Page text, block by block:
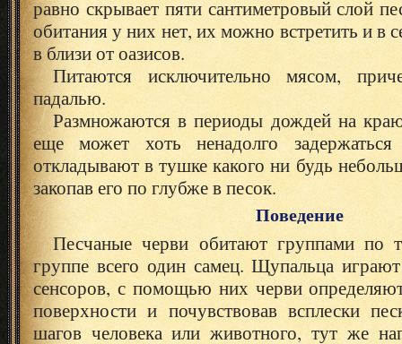
равно скрывает пяти сантиметровый слой
обитания у них нет, их можно встретить и в
в близи от оазисов.
Питаются исключительно мясом,
падалью.
Размножаются в периоды дождей на
еще может хоть ненадолго
откладывают в тушке какого ни будь
закопав его по глубже в песок.
Поведение
Песчаные черви обитают группами по
группе всего один самец. Щупальца
сенсоров, с помощью них черви
поверхности и почувствовав всплески
шагов человека или животного, тут же